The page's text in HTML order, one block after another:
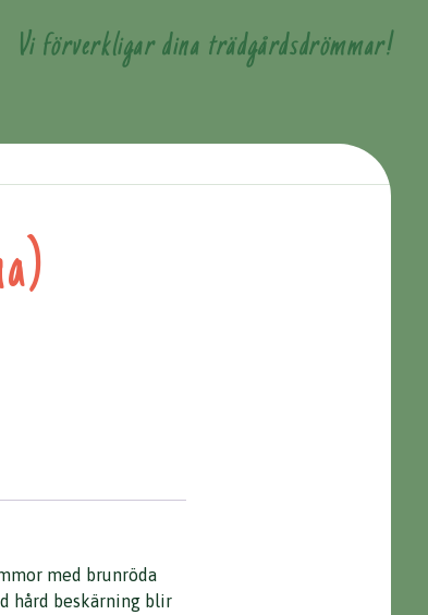
Vi förverkligar dina trädgårdsdrömmar!
med brunröda
hård beskärning blir